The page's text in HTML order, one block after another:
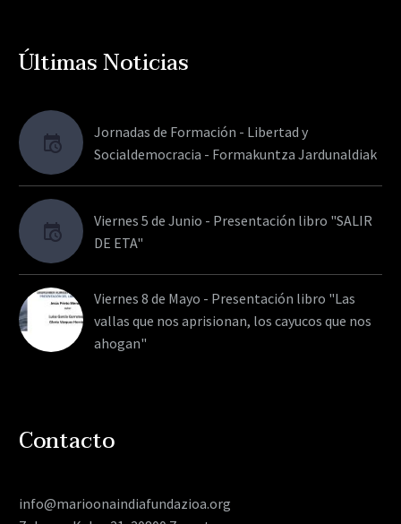
Últimas Noticias
Jornadas de Formación - Libertad y
Socialdemocracia - Formakuntza Jardunaldiak
Viernes 5 de Junio - Presentación libro "SALIR
DE ETA"
Viernes 8 de Mayo - Presentación libro "Las
vallas que nos aprisionan, los cayucos que nos
ahogan"
Contacto
info@marioonaindiafundazioa.org